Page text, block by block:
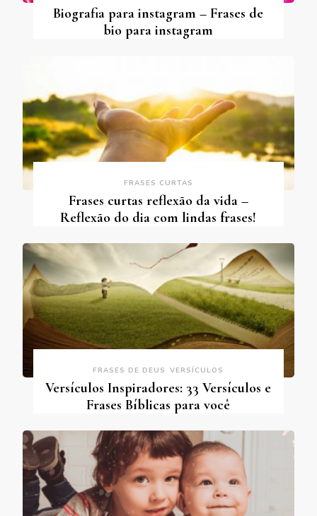
Biografia para instagram – Frases de
bio para instagram
FRASES CURTAS
Frases curtas reflexão da vida –
Reflexão do dia com lindas frases!
FRASES DE DEUS VERSÍCULOS
Versículos Inspiradores: 33 Versículos e
Frases Bíblicas para você